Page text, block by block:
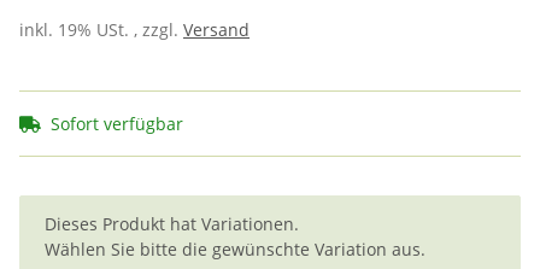
inkl. 19% USt. , zzgl. Versand
Sofort verfügbar
x
Dieses Produkt hat Variationen.
Wählen Sie bitte die gewünschte Variation aus.